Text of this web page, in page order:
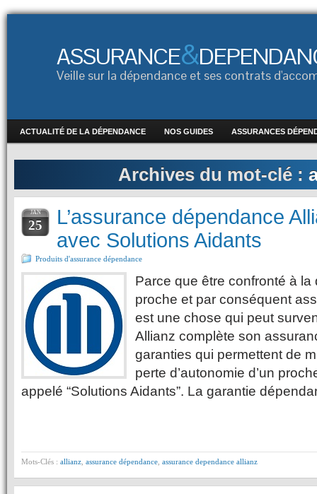
ASSURANCE&
Veille sur la dépendance et ses contrats
ACTUALITÉ DE LA DÉPENDANCE NOS GUIDES ASSURANCES
Archives du mot-clé :
JAN
25
L’assurance dépendance
avec Solutions Aidants
Produits d'assurance dépendance
Parce que être confronté à la
proche et par conséquent
est une chose qui peut
Allianz complète son
garanties qui permettent de
perte d’autonomie d’un
appelé “Solutions Aidants”. La garantie
Mots-Clés : allianz assurance dépendance assurance dependance allianz